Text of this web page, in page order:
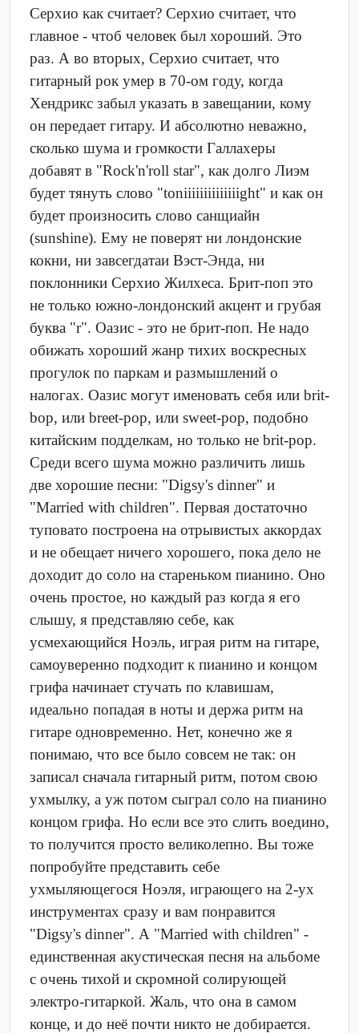
Серхио как считает? Серхио считает, что
главное - чтоб человек был хороший. Это
раз. А во вторых, Серхио считает, что
гитарный рок умер в 70-ом году, когда
Хендрикс забыл указать в завещании, кому
он передает гитару. И абсолютно неважно,
сколько шума и громкости Галлахеры
добавят в "Rock'n'roll star", как долго Лиэм
будет тянуть слово "toniiiiiiiiiiiiiight" и как он
будет произносить слово санщиайн
(sunshine). Ему не поверят ни лондонские
кокни, ни завсегдатаи Вэст-Энда, ни
поклонники Серхио Жилхеса. Брит-поп это
не только южно-лондонский акцент и грубая
буква "r". Оазис - это не брит-поп. Не надо
обижать хороший жанр тихих воскресных
прогулок по паркам и размышлений о
налогах. Оазис могут именовать себя или brit-
bop, или breet-pop, или sweet-pop, подобно
китайским подделкам, но только не brit-pop.
Среди всего шума можно различить лишь
две хорошие песни: "Digsy's dinner" и
"Married with children". Первая достаточно
туповато построена на отрывистых аккордах
и не обещает ничего хорошего, пока дело не
доходит до соло на стареньком пианино. Оно
очень простое, но каждый раз когда я его
слышу, я представляю себе, как
усмехающийся Ноэль, играя ритм на гитаре,
самоуверенно подходит к пианино и концом
грифа начинает стучать по клавишам,
идеально попадая в ноты и держа ритм на
гитаре одновременно. Нет, конечно же я
понимаю, что все было совсем не так: он
записал сначала гитарный ритм, потом свою
ухмылку, а уж потом сыграл соло на пианино
концом грифа. Но если все это слить воедино,
то получится просто великолепно. Вы тоже
попробуйте представить себе
ухмыляющегося Ноэля, играющего на 2-ух
инструментах сразу и вам понравится
"Digsy's dinner". А "Married with children" -
единственная акустическая песня на альбоме
с очень тихой и скромной солирующей
электро-гитаркой. Жаль, что она в самом
конце, и до неё почти никто не добирается.